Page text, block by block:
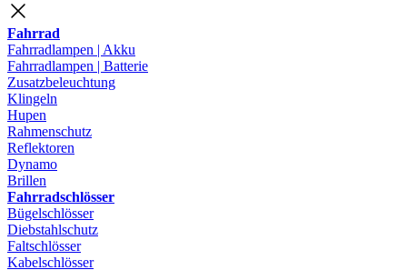
Fahrrad
Fahrradlampen | Akku
Fahrradlampen | Batterie
Zusatzbeleuchtung
Klingeln
Hupen
Rahmenschutz
Reflektoren
Dynamo
Brillen
Fahrradschlösser
Bügelschlösser
Diebstahlschutz
Faltschlösser
Kabelschlösser